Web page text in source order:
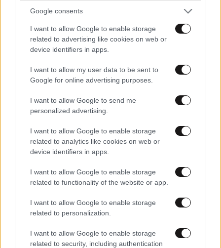
Google consents
I want to allow Google to enable storage
related to advertising like cookies on web or
device identifiers in apps.
I want to allow my user data to be sent to
Google for online advertising purposes.
I want to allow Google to send me
personalized advertising.
I want to allow Google to enable storage
related to analytics like cookies on web or
device identifiers in apps.
I want to allow Google to enable storage
related to functionality of the website or app.
I want to allow Google to enable storage
related to personalization.
I want to allow Google to enable storage
related to security, including authentication
σύστημα
«Τουρισμός για Όλους 2026-2027»: Ποια ΑΦΜ